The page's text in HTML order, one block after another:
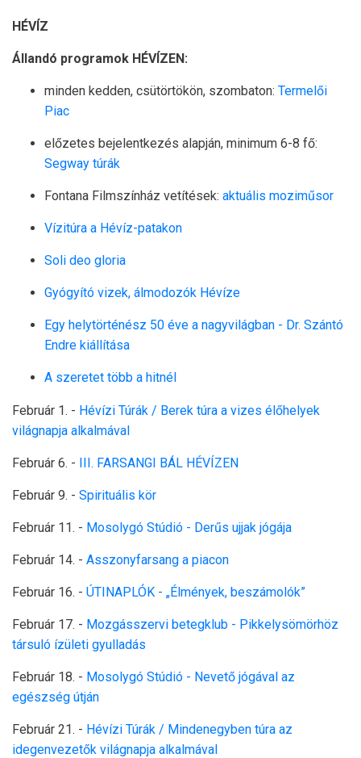
HÉVÍZ
Állandó programok HÉVÍZEN:
minden kedden, csütörtökön, szombaton: Termelői
Piac
előzetes bejelentkezés alapján, minimum 6-8 fő:
Segway túrák
Fontana Filmszínház vetítések: aktuális moziműsor
Vízitúra a Hévíz-patakon
Soli deo gloria
Gyógyító vizek, álmodozók Hévíze
Egy helytörténész 50 éve a nagyvilágban - Dr. Szántó
Endre kiállítása
A szeretet több a hitnél
Február 1. - Hévízi Túrák / Berek túra a vizes élőhelyek
világnapja alkalmával
Február 6. - III. FARSANGI BÁL HÉVÍZEN
Február 9. - Spirituális kör
Február 11. - Mosolygó Stúdió - Derűs ujjak jógája
Február 14. - Asszonyfarsang a piacon
Február 16. - ÚTINAPLÓK - „Élmények, beszámolók”
Február 17. - Mozgásszervi betegklub - Pikkelysömörhöz
társuló ízületi gyulladás
Február 18. - Mosolygó Stúdió - Nevető jógával az
egészség útján
Február 21. - Hévízi Túrák / Mindenegyben túra az
idegenvezetők világnapja alkalmával